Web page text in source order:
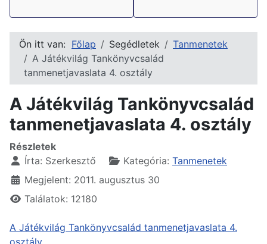
Ön itt van: Főlap Segédletek
Tanmenetek
A Játékvilág Tankönyvcsalád
tanmenetjavaslata 4. osztály
A Játékvilág Tankönyvcsalád
tanmenetjavaslata 4. osztály
Részletek
Írta: Szerkesztő Kategória: Tanmenetek
Megjelent: 2011. augusztus 30
Találatok: 12180
A Játékvilág Tankönyvcsalád tanmenetjavaslata 4.
osztály